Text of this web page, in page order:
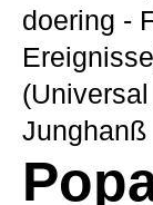
doering -
Junghanß